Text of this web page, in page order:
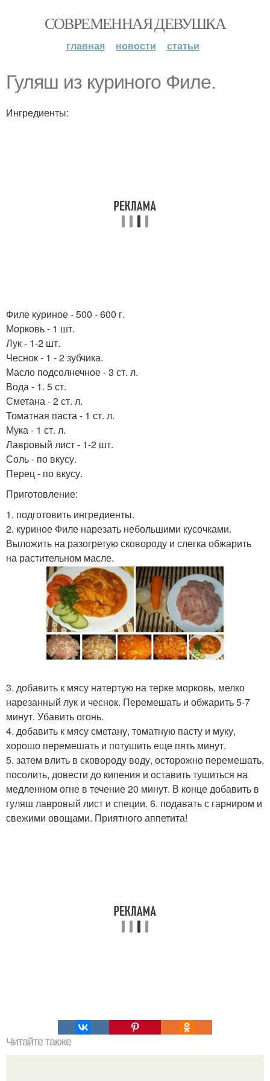
СОВРЕМЕННАЯ ДЕВУШКА
главная новости статьи
Гуляш из куриного Филе.
Ингредиенты:
Филе куриное - 500 - 600 г.
Морковь - 1 шт.
Лук - 1-2 шт.
Чеснок - 1 - 2 зубчика.
Масло подсолнечное - 3 ст. л.
Вода - 1. 5 ст.
Сметана - 2 ст. л.
Томатная паста - 1 ст. л.
Мука - 1 ст. л.
Лавровый лист - 1-2 шт.
Соль - по вкусу.
Перец - по вкусу.
Приготовление:
1. подготовить ингредиенты.
2. куриное Филе нарезать небольшими кусочками.
Выложить на разогретую сковороду и слегка обжарить
на растительном масле.
3. добавить к мясу натертую на терке морковь, мелко
нарезанный лук и чеснок. Перемешать и обжарить 5-7
минут. Убавить огонь.
4. добавить к мясу сметану, томатную пасту и муку,
хорошо перемешать и потушить еще пять минут.
5. затем влить в сковороду воду, осторожно перемешать,
посолить, довести до кипения и оставить тушиться на
медленном огне в течение 20 минут. В конце добавить в
гуляш лавровый лист и специи. 6. подавать с гарниром и
свежими овощами. Приятного аппетита!
Читайте также